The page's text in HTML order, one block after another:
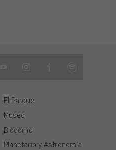
El Parque
Museo
Biodomo
Planetario y Astronomía